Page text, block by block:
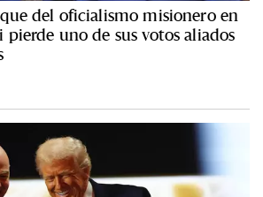
del oficialismo misionero en
pierde uno de sus votos aliados